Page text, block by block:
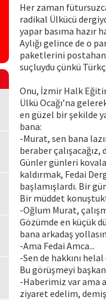
Her zaman
radikal Ülkücü
yapar basıma hazır
Aylığı gelince de o
paketlerini
suçluydu çünkü
Onu, İzmir Halk
Ülkü Ocağı’na
en güzel bir şekilde
bana:
-Murat, sen bana
beraber
Günler günleri
kaldırmak, Fedai
başlamışlardı. Bir
Bir müddet
-Oğlum Murat,
Gözümde en küçük
bana arkadaş
-Ama Fedai Amca...
-Sen de hakkını
Bu görüşmeyi
-Haberimiz var ama
ziyaret edelim,